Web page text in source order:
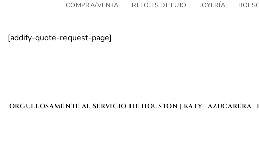
COMPRA/VENTA RELOJES DE LUJO JOYERÍA
[addify-quote-request-page]
ORGULLOSAMENTE AL SERVICIO DE HOUSTON | KATY |AZUCARERA |